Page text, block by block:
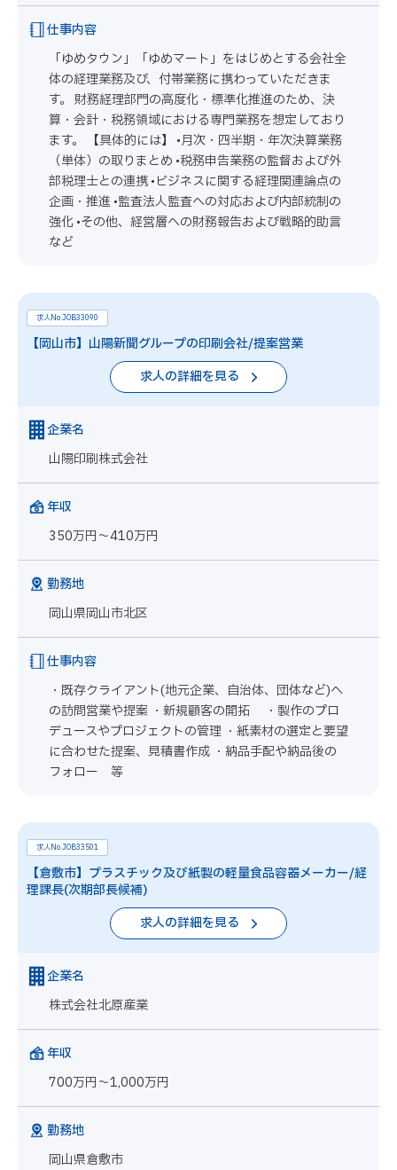
仕事内容
「ゆめタウン」「ゆめマート」をはじめとする会社全
体の経理業務及び、付帯業務に携わっていただきま
す。 財務経理部門の高度化・標準化推進のため、決
算・会計・税務領域における専門業務を想定しており
ます。 【具体的には】 •月次・四半期・年次決算業務
（単体）の取りまとめ •税務申告業務の監督および外
部税理士との連携 •ビジネスに関する経理関連論点の
企画・推進 •監査法人監査への対応および内部統制の
強化 •その他、経営層への財務報告および戦略的助言
など
求人No.JOB33090
【岡山市】山陽新聞グループの印刷会社/提案営業
求人の詳細を見る
企業名
山陽印刷株式会社
年収
350万円～410万円
勤務地
岡山県岡山市北区
仕事内容
・既存クライアント(地元企業、自治体、団体など)へ
の訪問営業や提案 ・新規顧客の開拓 ・製作のプロ
デュースやプロジェクトの管理 ・紙素材の選定と要望
に合わせた提案、見積書作成 ・納品手配や納品後の
フォロー 等
求人No.JOB33501
【倉敷市】プラスチック及び紙製の軽量食品容器メーカー/経
理課長(次期部長候補)
求人の詳細を見る
企業名
株式会社北原産業
年収
700万円～1,000万円
勤務地
岡山県倉敷市